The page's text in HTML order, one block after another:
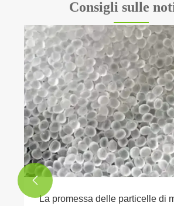
Consigli sulle
La promessa delle particelle di
